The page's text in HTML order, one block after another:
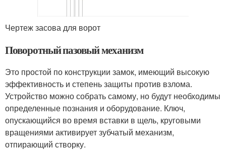
Чертеж засова для ворот
Поворотный пазовый механизм
Это простой по конструкции замок, имеющий высокую
эффективность и степень защиты против взлома.
Устройство можно собрать самому, но будут необходимы
определенные познания и оборудование. Ключ,
опускающийся во время вставки в щель, круговыми
вращениями активирует зубчатый механизм,
отпирающий створку.